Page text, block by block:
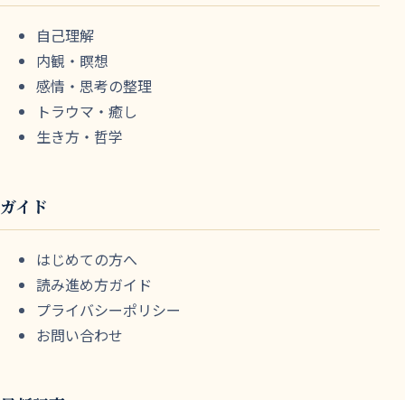
自己理解
内観・瞑想
感情・思考の整理
トラウマ・癒し
生き方・哲学
ガイド
はじめての方へ
読み進め方ガイド
プライバシーポリシー
お問い合わせ